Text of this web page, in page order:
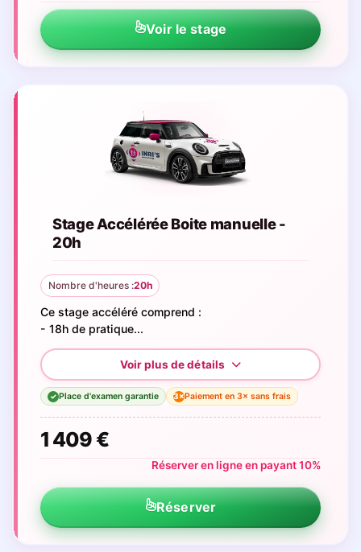
Voir le stage
Stage Accélérée Boite manuelle -
20h
Nombre d'heures :20h
Ce stage accéléré comprend :
- 18h de pratique...
✓ Place d'examen garantie 3×Paiement en 3× sans frais
1 409 €
Réserver en ligne en payant 10%
Réserver